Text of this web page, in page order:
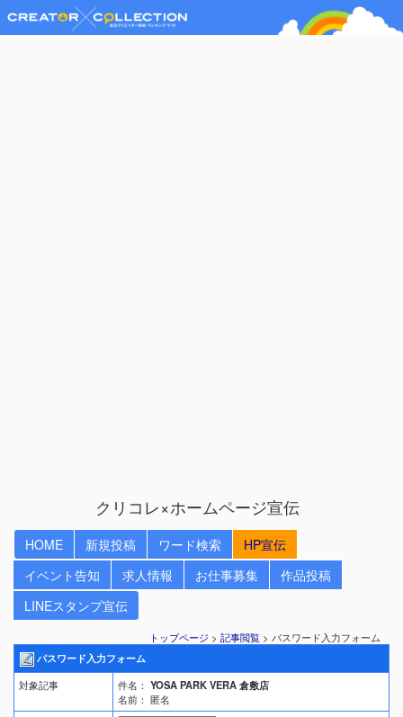
クリコレ×ホームページ宣伝
HOME 新規投稿 ワード検索
HP宣伝
イベント告知
求人情報 お仕事募集
作品投稿
LINEスタンプ宣伝
トップページ > 記事閲覧> パスワード入力フォーム
パスワード入力フォーム
対象記事
件名： YOSA PARK VERA 倉敷店
名前： 匿名